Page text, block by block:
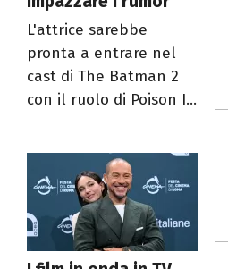
L'attrice sarebbe
pronta a entrare nel
cast di The Batman 2
con il ruolo di Poison I...